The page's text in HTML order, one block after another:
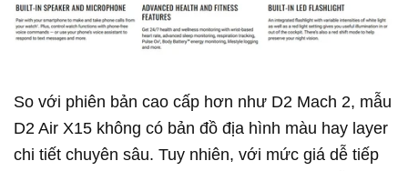
So với phiên bản cao cấp hơn như D2 Mach 2, mẫu
D2 Air X15 không có bản đồ địa hình màu hay layer
chi tiết chuyên sâu. Tuy nhiên, với mức giá dễ tiếp